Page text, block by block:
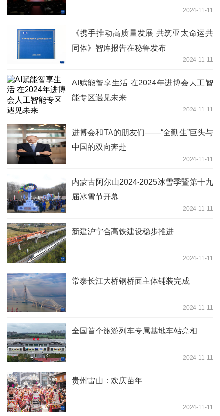
2024-11-11
《携手推动高质量发展 共筑亚太命运共
同体》智库报告在秘鲁发布
2024-11-11
AI赋能智享生活 在2024年进博会人工智
能专区遇见未来
2024-11-11
进博会和TA的朋友们——“全勤生”巨头与
中国的双向奔赴
2024-11-11
内蒙古阿尔山2024-2025冰雪季暨第十九
届冰雪节开幕
2024-11-11
新建沪宁合高铁建设稳步推进
2024-11-11
常泰长江大桥钢桥面主体铺装完成
2024-11-11
全国首个旅游列车专属基地车站亮相
2024-11-11
贵州雷山：欢庆苗年
2024-11-11